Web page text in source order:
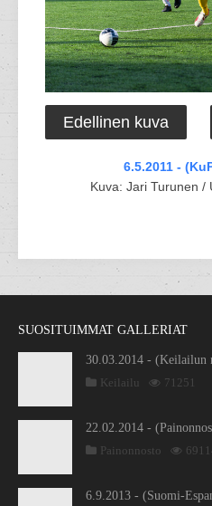
Edellinen kuva
6.5.2011 -
Kuva: Jari Turunen /
SUOSITUIMMAT GALLERIAT
30.03.2014 - (Keilailun
Keilailu
71251
22.02.2014 -
Painonnosto
6.9.2013 - (Suomi-